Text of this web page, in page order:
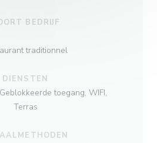
BEDRIJF
traditionnel
DIENSTEN
toegang, WIFI,
Terras